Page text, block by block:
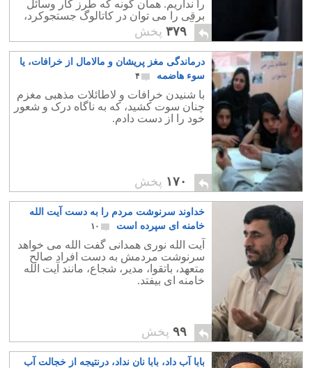
را نداریم. همان گونه که طرز کار وسائل
برقی را می توان در کاتالوگ جستجوکرد،
قرآن نیز روش تنبیه زنان را نشان می دهد.
۳۷۹ پخش
درماندگی مغز پریشان و مالامال از خرافات، یا
سوء هاضمه
۴
با شنیدن خرافات و لاطائلات مذهبی مغزم
چنان سوت کشید، که به ناگاه درک و شعور
خود را از دست دادم.
۱۷۰ پخش
خداوند سرنوشت مردم را به دست آیت الله
خامنه ای سپرده است
۱۰
آیت الله نوری همدانی گفت الله می خواهد
سرنوشت مردمش به دست افراد صالح
متعهد، باتقوا، مدیر، شجاع، مانند آیت الله
خامنه ای بیفتد.
۹۹ پخش
بابا آب داد، بابا نان نداد، درنتیجه از خجالت آب